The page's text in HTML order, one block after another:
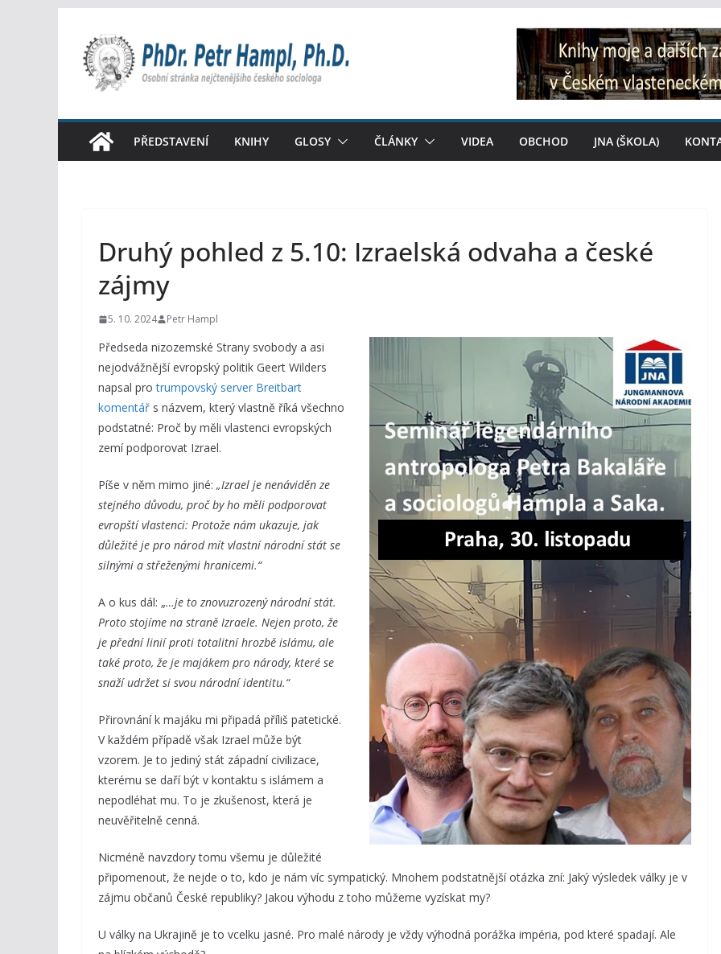
obsah
PŘEDSTAVENÍ KNIHY GLOSY ČLÁNKY VIDEA OBCHOD JNA (ŠKOLA)
Druhý pohled z 5.10: Izraelská odvaha a české
zájmy
5. 10. 2024 Petr Hampl
Předseda nizozemské Strany svobody a asi
nejodvážnější evropský politik Geert Wilders
napsal protrumpovský server Breitbart
komentář s názvem, který vlastně říká všechno
podstatné: Proč by měli vlastenci evropských
zemí podporovat Izrael.
Píše v něm mimo jiné: „Izrael je nenáviděn ze
stejného důvodu, proč by ho měli podporovat
evropští vlastenci: Protože nám ukazuje, jak
důležité je pro národ mít vlastní národní stát se
silnými a střeženými hranicemi.“
A o kus dál: „…je to znovuzrozený národní stát.
Proto stojíme na straně Izraele. Nejen proto, že
je přední linií proti totalitní hrozbě islámu, ale
také proto, že je majákem pro národy, které se
snaží udržet si svou národní identitu.“
Přirovnání k majáku mi připadá příliš patetické.
V každém případě však Izrael může být
vzorem. Je to jediný stát západní civilizace,
kterému se daří být v kontaktu s islámem a
nepodléhat mu. To je zkušenost, která je
neuvěřitelně cenná.
Nicméně navzdory tomu všemu je důležité
připomenout, že nejde o to, kdo je nám víc sympatický. Mnohem podstatnější otázka zní: Jaký výsledek války je v
zájmu občanů České republiky? Jakou výhodu z toho můžeme vyzískat my?
U války na Ukrajině je to vcelku jasné. Pro malé národy je vždy výhodná porážka impéria, pod které spadají. Ale